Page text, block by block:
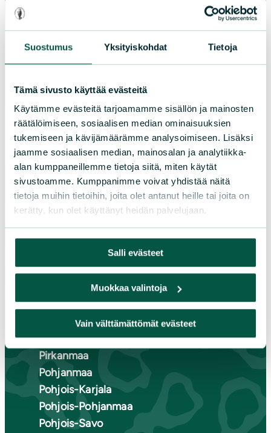
Suostumus Yksityiskohdat Tietoja
Tämä sivusto käyttää evästeitä
Käytämme evästeitä tarjoamamme sisällön ja mainosten
räätälöimiseen, sosiaalisen median ominaisuuksien
tukemiseen ja kävijämäärämme analysoimiseen. Lisäksi
jaamme sosiaalisen median, mainosalan ja analytiikka-
alan kumppaneillemme tietoja siitä, miten käytät
sivustoamme. Kumppanimme voivat yhdistää näitä
tietoja muihin tietoihin, joita olet antanut heille tai joita on
kerätty, kun olet käyttänyt heidän palvelujaan.
Salli evästeet
Muokkaa valintoja
Vain välttämättömät evästeet
Paikallistoiminta
Piirit ja yhdistykset
LIITY JÄSENEKSI
Suomen luonnonsuojeluliiton
piirit
Etelä-Häme
Etelä-Savo
Keski-Suomi
Kymenlaakso
Lappi
Pirkanmaa
Pohjanmaa
Pohjois-Karjala
Pohjois-Pohjanmaa
Pohjois-Savo